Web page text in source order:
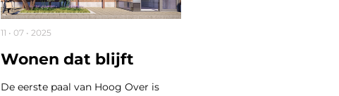
11 • 07 • 2025
Wonen dat blijft
De eerste paal van Hoog Over is